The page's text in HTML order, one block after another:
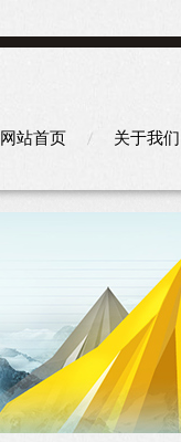
网站首页 关于我们